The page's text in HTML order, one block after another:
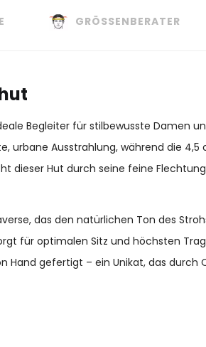
GRÖSSENBERATER
Begleiter für stilbewusste Damen
urbane Ausstrahlung, während die 4,5
dieser Hut durch seine feine
das den natürlichen Ton des
für optimalen Sitz und höchsten
Hand gefertigt – ein Unikat, das durch